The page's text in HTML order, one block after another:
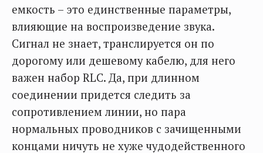
емкость – это единственные параметры,
влияющие на воспроизведение звука.
Сигнал не знает, транслируется он по
дорогому или дешевому кабелю, для него
важен набор RLC. Да, при длинном
соединении придется следить за
сопротивлением линии, но пара
нормальных проводников с зачищенными
концами ничуть не хуже чудодейственного